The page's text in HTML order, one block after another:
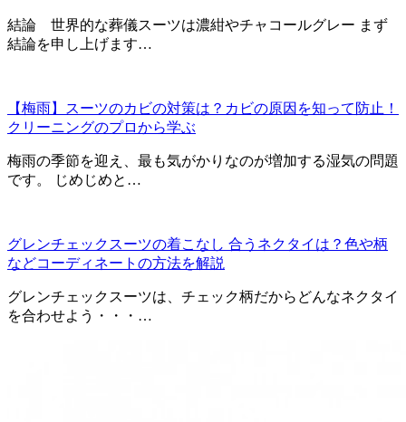
結論 世界的な葬儀スーツは濃紺やチャコールグレー まず
結論を申し上げます…
【梅雨】スーツのカビの対策は？カビの原因を知って防止！
クリーニングのプロから学ぶ
梅雨の季節を迎え、最も気がかりなのが増加する湿気の問題
です。 じめじめと…
グレンチェックスーツの着こなし 合うネクタイは？色や柄
などコーディネートの方法を解説
グレンチェックスーツは、チェック柄だからどんなネクタイ
を合わせよう・・・…